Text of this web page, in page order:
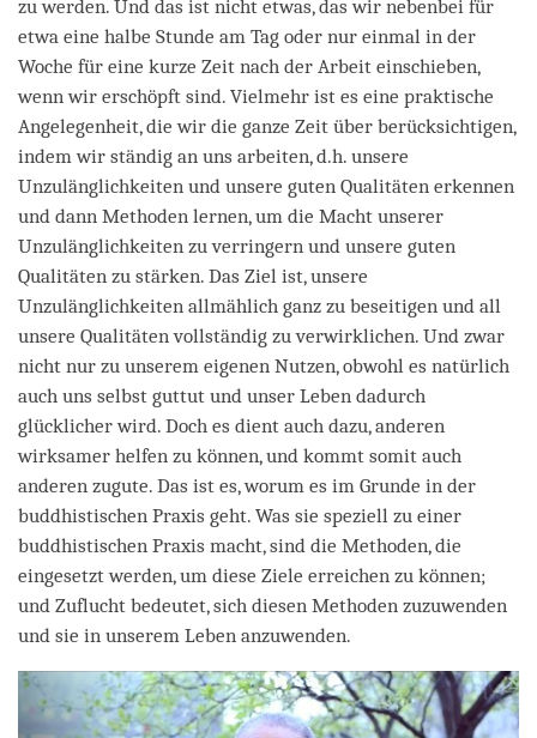
zu werden. Und das ist nicht etwas, das wir nebenbei für
etwa eine halbe Stunde am Tag oder nur einmal in der
Woche für eine kurze Zeit nach der Arbeit einschieben,
wenn wir erschöpft sind. Vielmehr ist es eine praktische
Angelegenheit, die wir die ganze Zeit über berücksichtigen,
indem wir ständig an uns arbeiten, d.h. unsere
Unzulänglichkeiten und unsere guten Qualitäten erkennen
und dann Methoden lernen, um die Macht unserer
Unzulänglichkeiten zu verringern und unsere guten
Qualitäten zu stärken. Das Ziel ist, unsere
Unzulänglichkeiten allmählich ganz zu beseitigen und all
unsere Qualitäten vollständig zu verwirklichen. Und zwar
nicht nur zu unserem eigenen Nutzen, obwohl es natürlich
auch uns selbst guttut und unser Leben dadurch
glücklicher wird. Doch es dient auch dazu, anderen
wirksamer helfen zu können, und kommt somit auch
anderen zugute. Das ist es, worum es im Grunde in der
buddhistischen Praxis geht. Was sie speziell zu einer
buddhistischen Praxis macht, sind die Methoden, die
eingesetzt werden, um diese Ziele erreichen zu können;
und Zuflucht bedeutet, sich diesen Methoden zuzuwenden
und sie in unserem Leben anzuwenden.